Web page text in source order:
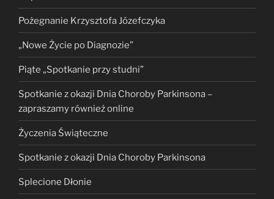
Pożegnanie Krzysztofa Józefczyka
„Nowe Życie po Diagnozie”
Piąte „Spotkanie przy studni”
Spotkanie z okazji Dnia Choroby Parkinsona –
zapraszamy również online
Życzenia Świąteczne
Spotkanie z okazji Dnia Choroby Parkinsona
Splecione Dłonie